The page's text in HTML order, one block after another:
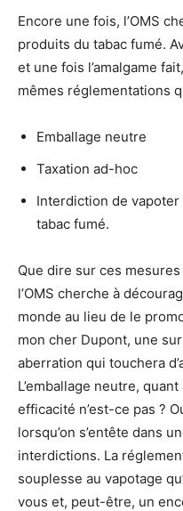
Encore une fois, l’OMS
produits du tabac fumé.
et une fois l’amalgame
mêmes réglementations
Emballage neutre
Taxation ad-hoc
Interdiction de
tabac fumé.
Que dire sur ces
l’OMS cherche à
monde au lieu de le
mon cher Dupont, une
aberration qui touchera
L’emballage neutre,
efficacité n’est-ce pas ?
lorsqu’on s’entête dans
interdictions. La
souplesse au vapotage
vous et, peut-être, un